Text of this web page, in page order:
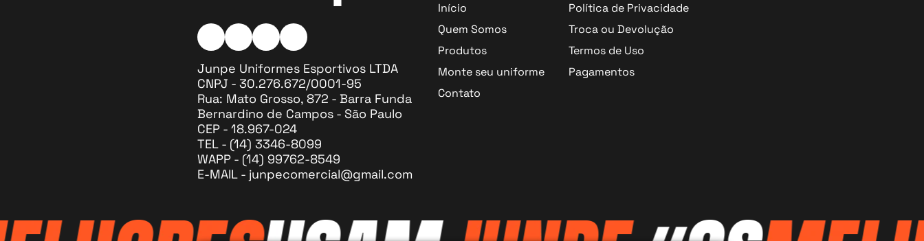
Instagram Ícone
Facebook Ícone
Twitter Ícone
Google Ícone
Junpe Uniformes Esportivos LTDA
CNPJ - 30.276.672/0001-95
Rua: Mato Grosso, 872 - Barra Funda
Bernardino de Campos - São Paulo
CEP - 18.967-024
TEL - (14) 3346-8099
WAPP - (14) 99762-8549
E-MAIL - junpecomercial@gmail.com
Início
Quem Somos
Produtos
Monte seu uniforme
Contato
Política de Privacidade
Troca ou Devolução
Termos de Uso
Pagamentos